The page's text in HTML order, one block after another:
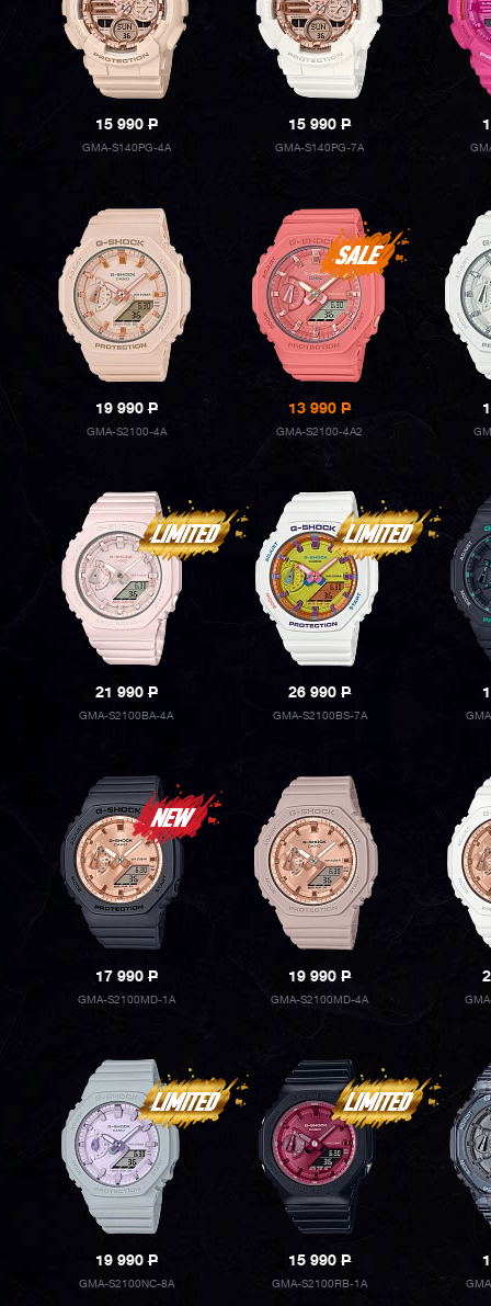
15 990P
GMA-S140PG-4A
15 990P
GMA-S140PG-7A
19 990P
GMA-S2100-4A
13 990P
GMA-S2100-4A2
21 990P
GMA-S2100BA-4A
26 990P
GMA-S2100BS-7A
17 990P
GMA-S2100MD-1A
19 990P
GMA-S2100MD-4A
19 990P
GMA-S2100NC-8A
15 990P
GMA-S2100RB-1A